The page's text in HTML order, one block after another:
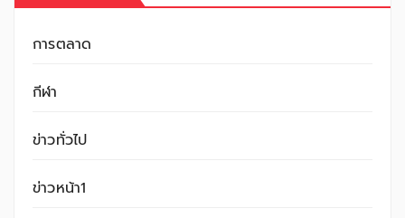
การตลาด
กีฬา
ข่าวทั่วไป
ข่าวหน้า1